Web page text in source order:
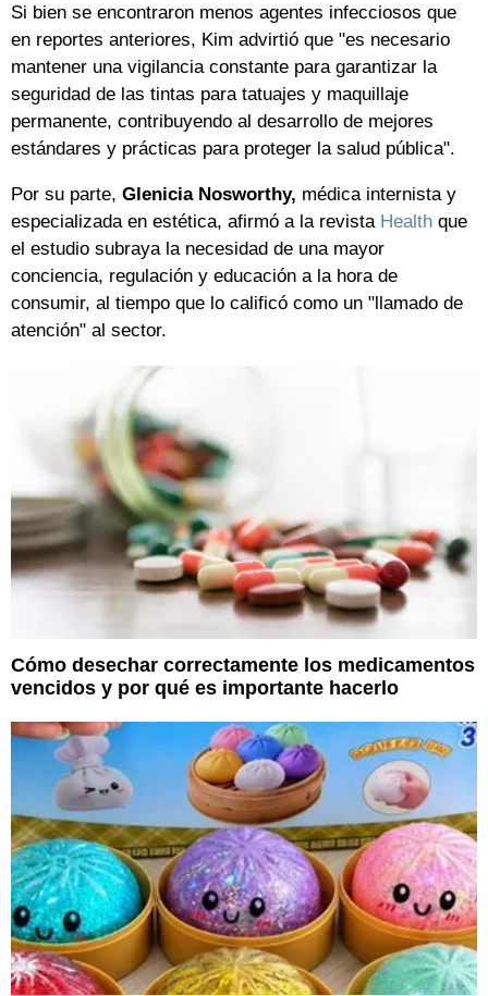
Si bien se encontraron menos agentes infecciosos que
en reportes anteriores, Kim advirtió que "es necesario
mantener una vigilancia constante para garantizar la
seguridad de las tintas para tatuajes y maquillaje
permanente, contribuyendo al desarrollo de mejores
estándares y prácticas para proteger la salud pública".
Por su parte, Glenicia Nosworthy, médica internista y
especializada en estética, afirmó a la revista Health que
el estudio subraya la necesidad de una mayor
conciencia, regulación y educación a la hora de
consumir, al tiempo que lo calificó como un "llamado de
atención" al sector.
Cómo desechar correctamente los medicamentos
vencidos y por qué es importante hacerlo